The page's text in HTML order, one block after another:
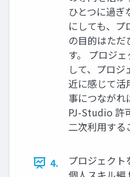
ひとつに過ぎ
にしても、プ
の目的はただ
す。 プロジ
して、プロ
近に感じて活
事につながれ
PJ-Studio 許
二次利用する
4.
プロジェクト